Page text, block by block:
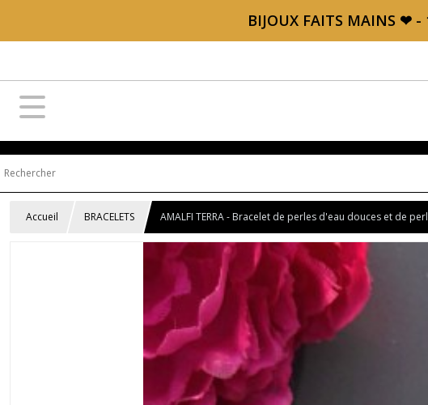
BIJOUX FAITS MAINS ❤
Accueil BRACELETS AMALFI TERRA - Bracelet de perles d'eau douces et de